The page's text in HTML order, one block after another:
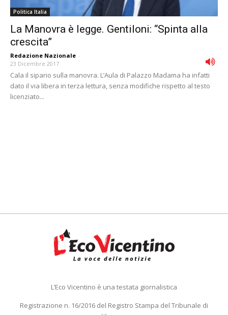
Politica Italia
La Manovra è legge. Gentiloni: “Spinta alla
crescita”
Redazione Nazionale -
23 Dicembre 2017
Cala il sipario sulla manovra. L’Aula di Palazzo Madama ha infatti
dato il via libera in terza lettura, senza modifiche rispetto al testo
licenziato...
L’Eco Vicentino è una testata giornalistica
Registrazione n. 16/2016 del Registro Stampa del Tribunale di